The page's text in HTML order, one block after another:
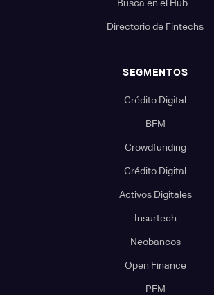
Busca en el Hub...
Directorio de Fintechs
SEGMENTOS
Crédito Digital
BFM
Crowdfunding
Crédito Digital
Activos Digitales
Insurtech
Neobancos
Open Finance
PFM